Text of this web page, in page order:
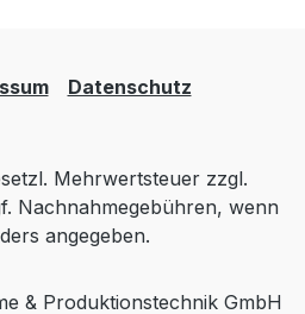
Datenschutz
Mehrwertsteuer zzgl.
Nachnahmegebühren, wenn
angegeben.
& Produktionstechnik GmbH